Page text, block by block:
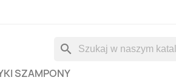
search
SZAMPONY